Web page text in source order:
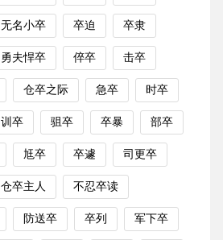
无名小卒 卒迫 卒隶
勇夫悍卒 倅卒 击卒
仓卒之际 急卒 时卒
训卒 驵卒 卒暴 部卒
尪卒 卒遽 司更卒
仓卒主人 不忍卒读
防送卒 卒列 军下卒